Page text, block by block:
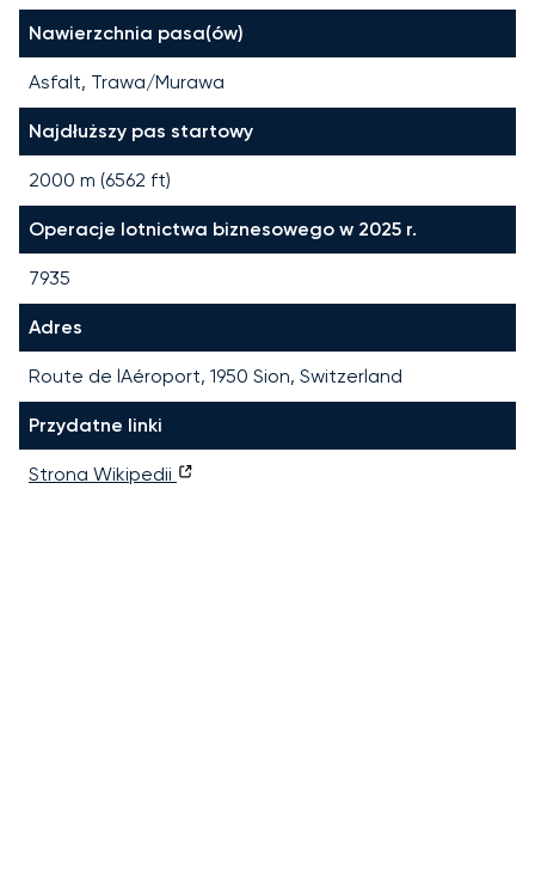
Nawierzchnia pasa(ów)
Asfalt, Trawa/Murawa
Najdłuższy pas startowy
2000 m (6562 ft)
Operacje lotnictwa biznesowego w 2025 r.
7935
Adres
Route de lAéroport, 1950 Sion, Switzerland
Przydatne linki
Strona Wikipedii